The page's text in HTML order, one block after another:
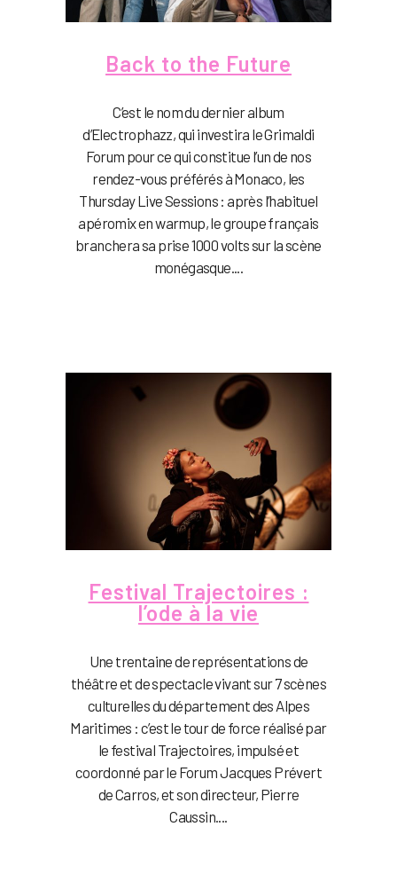
Back to the Future
C’est le nom du dernier album
d’Electrophazz, qui investira le Grimaldi
Forum pour ce qui constitue l’un de nos
rendez-vous préférés à Monaco, les
Thursday Live Sessions : après l’habituel
apéromix en warmup, le groupe français
branchera sa prise 1000 volts sur la scène
monégasque....
Festival Trajectoires :
l’ode à la vie
Une trentaine de représentations de
théâtre et de spectacle vivant sur 7 scènes
culturelles du département des Alpes
Maritimes : c’est le tour de force réalisé par
le festival Trajectoires, impulsé et
coordonné par le Forum Jacques Prévert
de Carros, et son directeur, Pierre
Caussin....